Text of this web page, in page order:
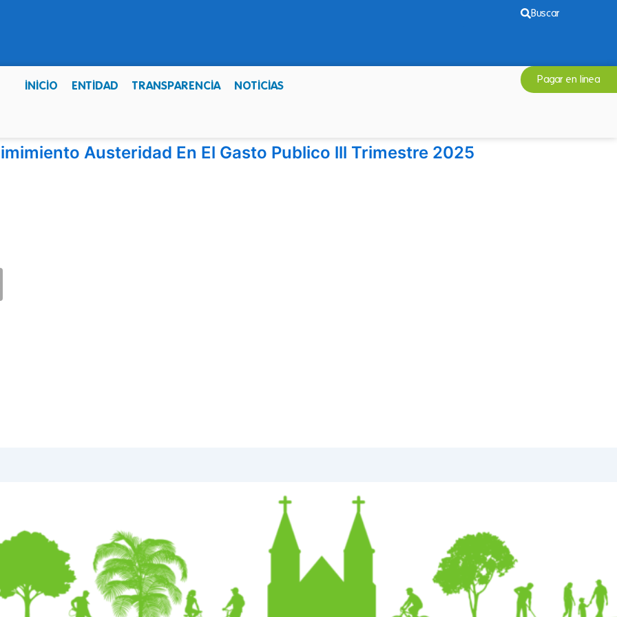
Buscar
INICIO ENTIDAD TRANSPARENCIA NOTICIAS Pagar en linea
Austeridad En El Gasto Publico lll Trimestre 2025